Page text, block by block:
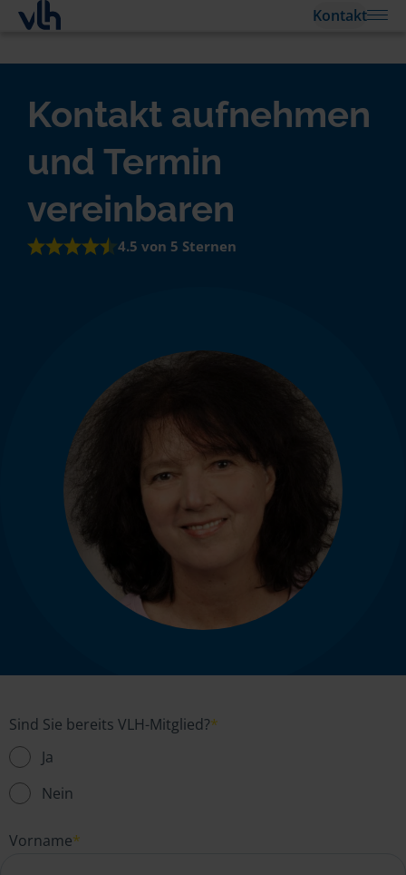
Kontakt
Kontakt aufnehmen
und Termin
vereinbaren
4.5 von 5 Sternen
Sind Sie bereits VLH-Mitglied?*
Ja
Nein
Vorname*